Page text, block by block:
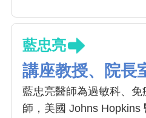
藍忠亮
講座教授、院長
藍忠亮醫師為過敏科、
師，美國 Johns Hopkins